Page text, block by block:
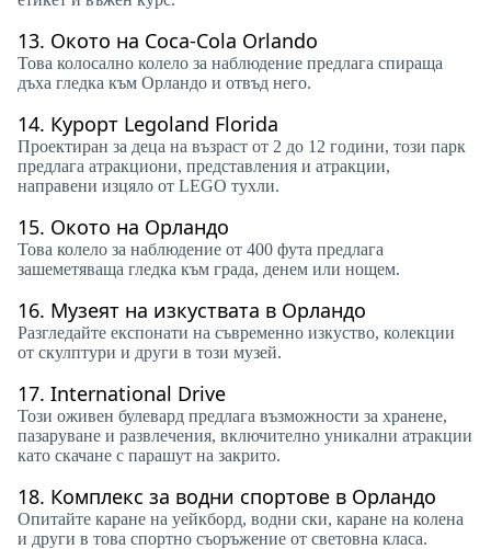
13. Окото на Coca-Cola Orlando
Това колосално колело за наблюдение предлага спираща
дъха гледка към Орландо и отвъд него.
14. Курорт Legoland Florida
Проектиран за деца на възраст от 2 до 12 години, този парк
предлага атракциони, представления и атракции,
направени изцяло от LEGO тухли.
15. Окото на Орландо
Това колело за наблюдение от 400 фута предлага
зашеметяваща гледка към града, денем или нощем.
16. Музеят на изкуствата в Орландо
Разгледайте експонати на съвременно изкуство, колекции
от скулптури и други в този музей.
17. International Drive
Този оживен булевард предлага възможности за хранене,
пазаруване и развлечения, включително уникални атракции
като скачане с парашут на закрито.
18. Комплекс за водни спортове в Орландо
Опитайте каране на уейкборд, водни ски, каране на колена
и други в това спортно съоръжение от световна класа.